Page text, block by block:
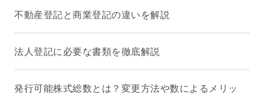
不動産登記と商業登記の違いを解説
法人登記に必要な書類を徹底解説
発行可能株式総数とは？変更方法や数によるメリッ